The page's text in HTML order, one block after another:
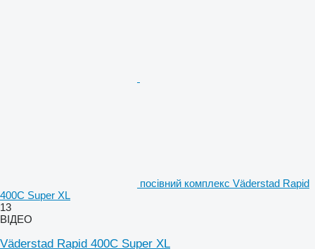
посівний комплекс Väderstad Rapid
400C Super XL
13
ВІДЕО
Väderstad Rapid 400C Super XL